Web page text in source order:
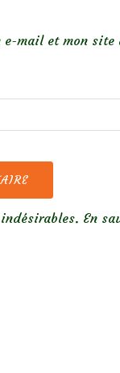
e-mail et mon
En